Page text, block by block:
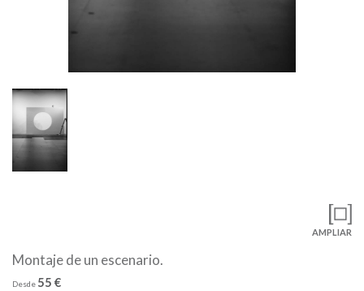
AMPLIAR
Montaje de un escenario.
Desde 55 €